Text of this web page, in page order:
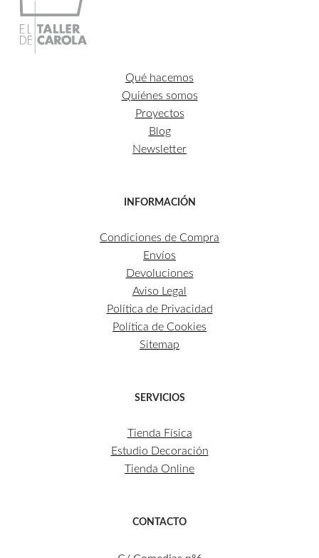
Qué hacemos
Quiénes somos
Proyectos
Blog
Newsletter
INFORMACIÓN
Condiciones de Compra
Envíos
Devoluciones
Aviso Legal
Política de Privacidad
Política de Cookies
Sitemap
SERVICIOS
Tienda Física
Estudio Decoración
Tienda Online
CONTACTO